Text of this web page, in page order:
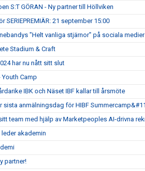
S:T GÖRAN - Ny partner till Höllviken
SERIEPREMIÄR: 21 september 15:00
"Helt vanliga stjärnor" på sociala medier
Stadium & Craft
har nu nått sitt slut
Youth Camp
IBK och Näset IBF kallar till årsmöte
sista anmälningsdag för HIBF
team med hjälp av Marketpeoples AI-drivna
akademin
partner!